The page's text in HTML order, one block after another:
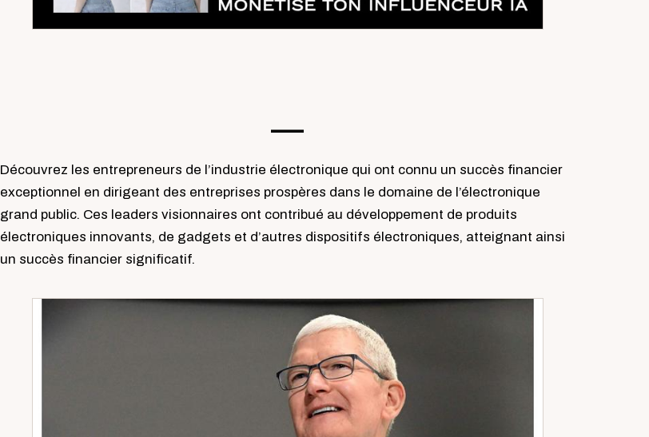
—-
Découvrez les entrepreneurs de l’industrie électronique qui ont connu un succès financier
exceptionnel en dirigeant des entreprises prospères dans le domaine de l’électronique
grand public. Ces leaders visionnaires ont contribué au développement de produits
électroniques innovants, de gadgets et d’autres dispositifs électroniques, atteignant ainsi
un succès financier significatif.